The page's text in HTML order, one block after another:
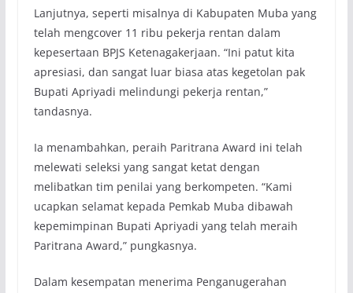
Lanjutnya, seperti misalnya di Kabupaten Muba yang
telah mengcover 11 ribu pekerja rentan dalam
kepesertaan BPJS Ketenagakerjaan. “Ini patut kita
apresiasi, dan sangat luar biasa atas kegetolan pak
Bupati Apriyadi melindungi pekerja rentan,”
tandasnya.
Ia menambahkan, peraih Paritrana Award ini telah
melewati seleksi yang sangat ketat dengan
melibatkan tim penilai yang berkompeten. “Kami
ucapkan selamat kepada Pemkab Muba dibawah
kepemimpinan Bupati Apriyadi yang telah meraih
Paritrana Award,” pungkasnya.
Dalam kesempatan menerima Penganugerahan